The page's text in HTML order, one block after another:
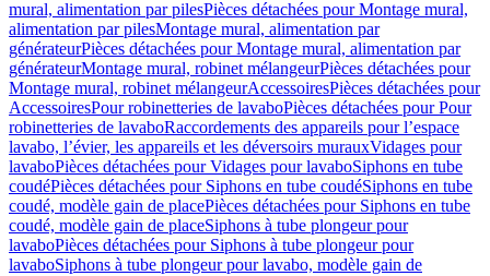
mural, alimentation par pilesPièces détachées pour Montage mural,
alimentation par pilesMontage mural, alimentation par
générateurPièces détachées pour Montage mural, alimentation par
générateurMontage mural, robinet mélangeurPièces détachées pour
Montage mural, robinet mélangeurAccessoiresPièces détachées pour
AccessoiresPour robinetteries de lavaboPièces détachées pour Pour
robinetteries de lavaboRaccordements des appareils pour l’espace
lavabo, l’évier, les appareils et les déversoirs murauxVidages pour
lavaboPièces détachées pour Vidages pour lavaboSiphons en tube
coudéPièces détachées pour Siphons en tube coudéSiphons en tube
coudé, modèle gain de placePièces détachées pour Siphons en tube
coudé, modèle gain de placeSiphons à tube plongeur pour
lavaboPièces détachées pour Siphons à tube plongeur pour
lavaboSiphons à tube plongeur pour lavabo, modèle gain de